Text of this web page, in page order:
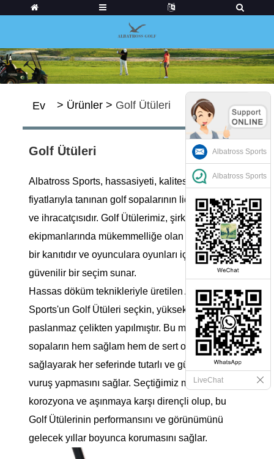
Ev > Ürünler > Golf Ütüleri
Golf Ütüleri
Albatross Sports, hassasiyeti, kalitesi ve toptan
fiyatlarıyla tanınan golf sopalarının lider üreticisi
ve ihracatçısıdır. Golf Ütülerimiz, şirketin golf
ekipmanlarında mükemmelliğe olan bağlılığının
bir kanıtıdır ve oyunculara oyunları için üstün ve
güvenilir bir seçim sunar.
Hassas döküm teknikleriyle üretilen Albatross
Sports'un Golf Ütüleri seçkin, yüksek kaliteli
paslanmaz çelikten yapılmıştır. Bu malzeme,
sopaların hem sağlam hem de sert olmasını
sağlayarak her seferinde tutarlı ve güçlü bir
vuruş yapmasını sağlar. Seçtiğimiz malzeme
korozyona ve aşınmaya karşı dirençli olup, bu
Golf Ütülerinin performansını ve görünümünü
gelecek yıllar boyunca korumasını sağlar.
Albatross Sports
Albatross Sports
LiveChat